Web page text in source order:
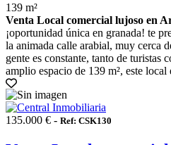
139 m²
Venta Local comercial lujoso en
¡oportunidad única en granada! te
la animada calle arabial, muy cerca
gente es constante, tanto de turistas
amplio espacio de 139 m², este local
135.000 € - Ref: CSK130